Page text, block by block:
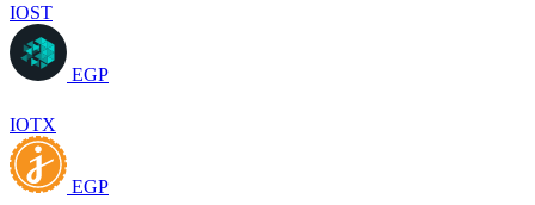
IOST
EGP
IOTX
EGP